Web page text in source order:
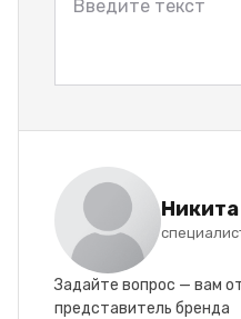
Задайте вопрос — вам
представитель бренда